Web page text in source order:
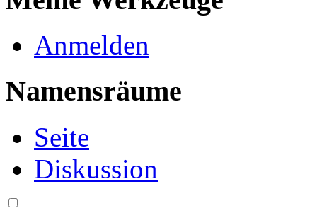
Anmelden
Namensräume
Seite
Diskussion